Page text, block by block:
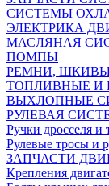
СИСТЕМЫ
ЭЛЕКТРИКА
МАСЛЯНАЯ
ПОМПЫ
РЕМНИ,
ТОПЛИВНЫЕ И
ВЫХЛОПНЫЕ
РУЛЕВАЯ
Ручки дросселя и
Рулевые тросы и
ЗАПЧАСТИ
Крепления